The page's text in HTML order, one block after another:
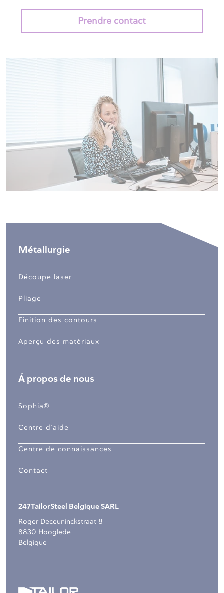
Prendre contact
Métallurgie
Découpe laser
Pliage
Finition des contours
Aperçu des matériaux
Á propos de nous
Sophia®
Centre d’aide
Centre de connaissances
Contact
247TailorSteel Belgique SARL
Roger Deceuninckstraat 8
8830 Hooglede
Belgique